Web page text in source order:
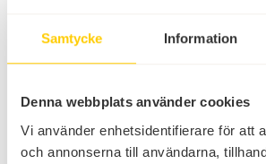
Samtycke Information
Denna webbplats använder cookies
Vi använder enhetsidentifierare för att
och annonserna till användarna,
Kritvit sand
Restaurang Böda Beach Club
Glasskiosker
Vattensport